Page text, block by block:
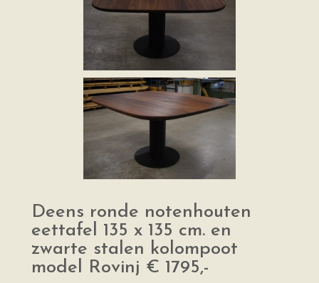
Deens ronde notenhouten
eettafel 135 x 135 cm. en
zwarte stalen kolompoot
model Rovinj € 1795,-